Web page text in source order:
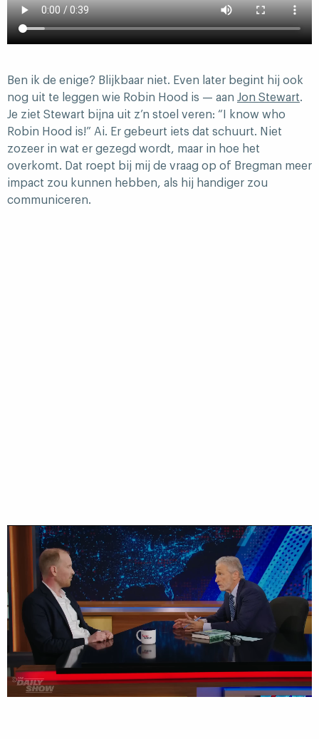
Ben ik de enige? Blijkbaar niet. Even later begint hij ook
nog uit te leggen wie Robin Hood is — aan Jon Stewart.
Je ziet Stewart bijna uit z’n stoel veren: “I know who
Robin Hood is!” Ai. Er gebeurt iets dat schuurt. Niet
zozeer in wat er gezegd wordt, maar in hoe het
overkomt. Dat roept bij mij de vraag op of Bregman meer
impact zou kunnen hebben, als hij handiger zou
communiceren.